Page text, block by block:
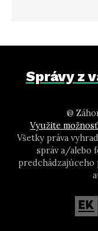
Správy z
@
Využite možnosť
Všetky práva
správ a/alebo
predchádzajúceho